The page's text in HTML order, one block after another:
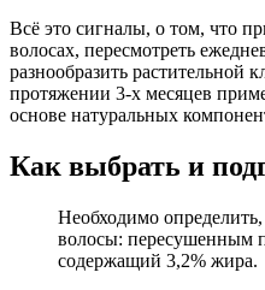
Всё это сигналы, о том, что
волосах, пересмотреть
разнообразить растительной
протяжении 3-х месяцев
основе натуральных
Как выбрать и
Необходимо
волосы: пересушенным
содержащий 3,2% жира.